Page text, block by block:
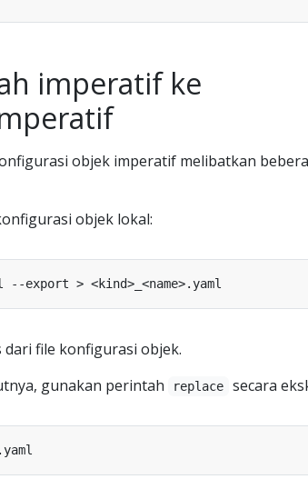
imperatif ke
objek imperatif melibatkan
objek lokal:
file konfigurasi objek.
gunakan perintah
replace secara